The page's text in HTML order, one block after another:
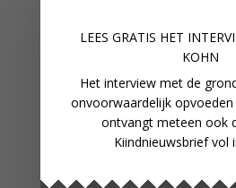
LEES GRATIS HET
KOHN
Het interview met de
onvoorwaardelijk opvoeden
ontvangt meteen ook
Kiindnieuwsbrief vol